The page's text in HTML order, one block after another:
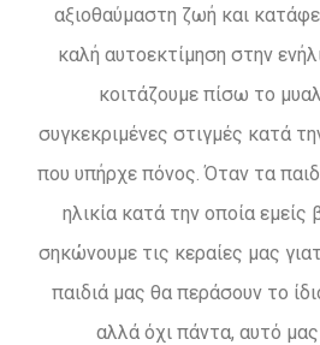
αξιοθαύμαστη ζωή και
καλή αυτοεκτίμηση στην
κοιτάζουμε πίσω το
συγκεκριμένες στιγμές κατά
που υπήρχε πόνος. Όταν τα
ηλικία κατά την οποία
σηκώνουμε τις κεραίες μας
παιδιά μας θα περάσουν το
αλλά όχι πάντα, αυτό